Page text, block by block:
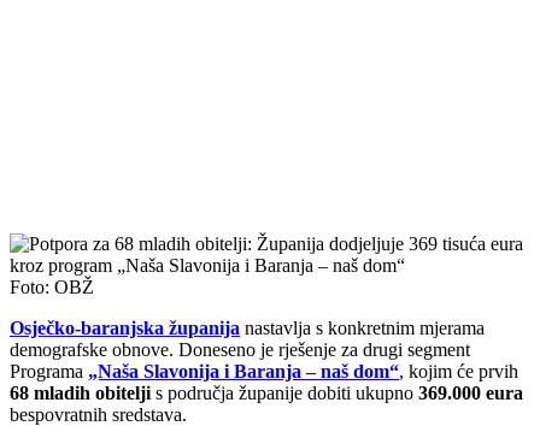
Foto: OBŽ
Osječko-baranjska županija nastavlja s konkretnim mjerama
demografske obnove. Doneseno je rješenje za drugi segment
Programa „Naša Slavonija i Baranja – naš dom“, kojim će prvih
68 mladih obitelji s područja županije dobiti ukupno 369.000 eura
bespovratnih sredstava.